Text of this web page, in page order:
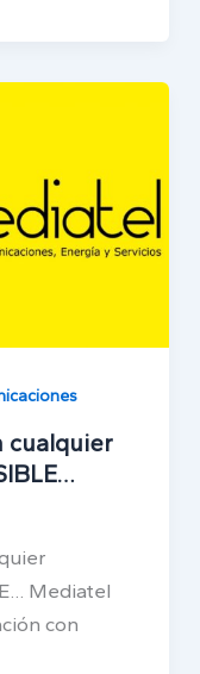
cualquier
Mediatel
con